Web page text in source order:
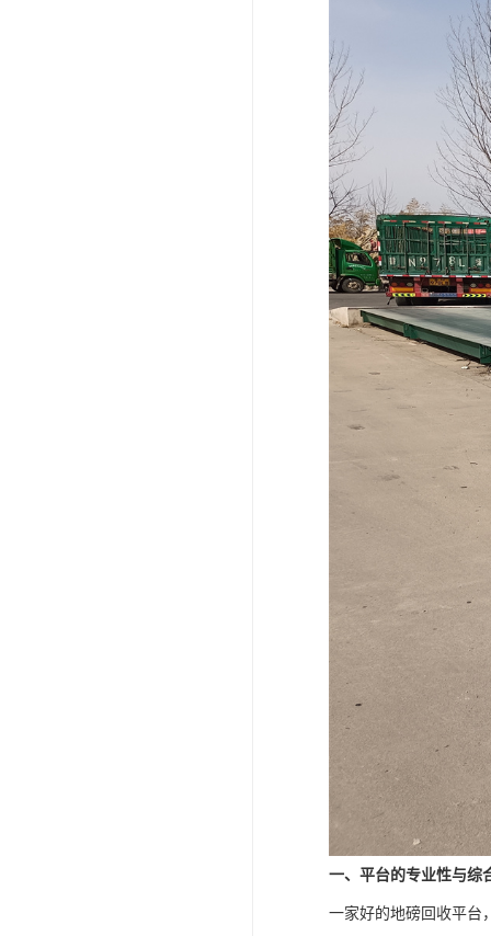
一、平台的专业性与综
一家好的地磅回收平台